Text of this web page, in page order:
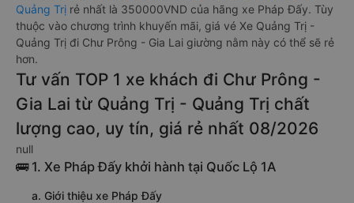
Quảng Trị rẻ nhất là 350000VND của hãng xe Pháp Đấy. Tùy
thuộc vào chương trình khuyến mãi, giá vé Xe Quảng Trị -
Quảng Trị đi Chư Prông - Gia Lai giường nằm này có thể sẽ rẻ
hơn.
Tư vấn TOP 1 xe khách đi Chư Prông -
Gia Lai từ Quảng Trị - Quảng Trị chất
lượng cao, uy tín, giá rẻ nhất 08/2026
null
🚌 1. Xe Pháp Đấy khởi hành tại Quốc Lộ 1A
a. Giới thiệu xe Pháp Đấy